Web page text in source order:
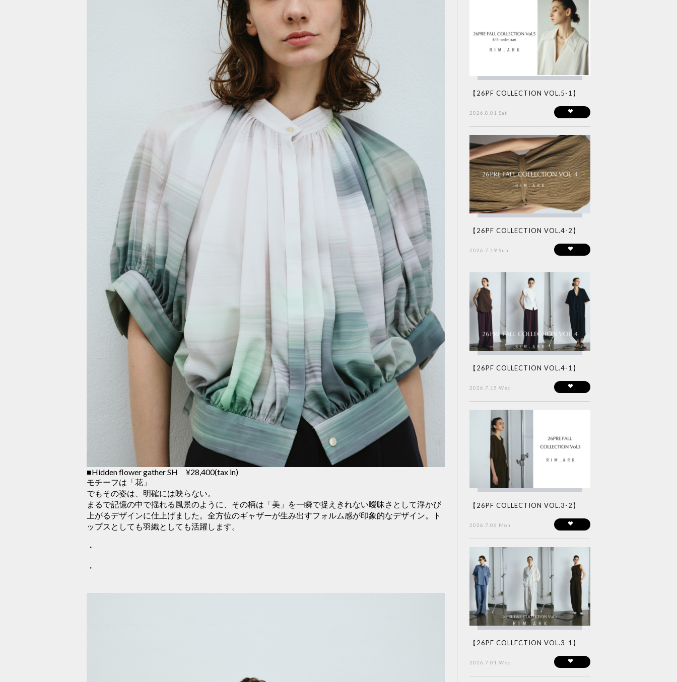
■Hidden flower gather SH ¥28,400(tax in)
モチーフは「花」
でもその姿は、明確には映らない。
まるで記憶の中で揺れる風景のように、その柄は「美」を一瞬で捉えきれない曖昧さとして浮かび
上がるデザインに仕上げました。全方位のギャザーが生み出すフォルム感が印象的なデザイン。ト
ップスとしても羽織としても活躍します。
・
・
【26PF COLLECTION VOL.5-1】
2026.8.01 Sat
【26PF COLLECTION VOL.4-2】
2026.7.19 Sun
【26PF COLLECTION VOL.4-1】
2026.7.15 Wed
【26PF COLLECTION VOL.3-2】
2026.7.06 Mon
【26PF COLLECTION VOL.3-1】
2026.7.01 Wed